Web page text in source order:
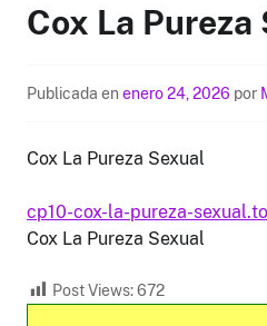
Cox La Pureza
Publicada en enero 24, 2026 por
Cox La Pureza Sexual
cp10-cox-la-pureza-
Cox La Pureza Sexual
Post Views:672